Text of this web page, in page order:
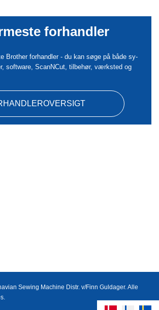
forhandler
Brother forhandler - du kan søge på både sy-
software, ScanNCut, tilbehør, værksted og
Sewing Machine Distr. v/Finn Guldager. Alle